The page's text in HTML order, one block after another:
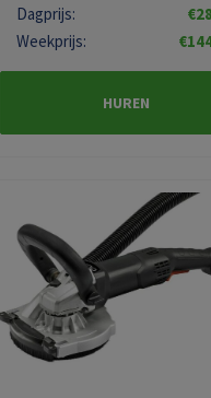
Dagprijs:
Weekprijs:
HUREN